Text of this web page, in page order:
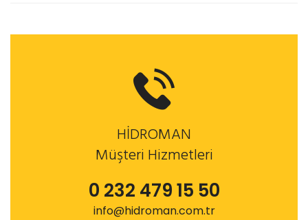
HİDROMAN
Müşteri Hizmetleri
0 232 479 15 50
info@hidroman.com.tr